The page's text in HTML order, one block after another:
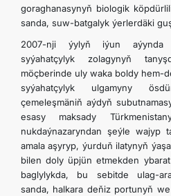
goraghanasynyň biologik
sanda, suw-batgalyk ýerlerdäki
2007-nji ýylyň iýun aýynda
syýahatçylyk zolagynyň
möçberinde uly waka boldy hem-
syýahatçylyk ulgamyny
çemeleşmäniň aýdyň
esasy maksady
nukdaýnazaryndan şeýle wajyp
amala aşyryp, ýurduň ilatynyň
bilen doly üpjün etmekden
baglylykda, bu sebitde ulag-
sanda, halkara deňiz portunyň